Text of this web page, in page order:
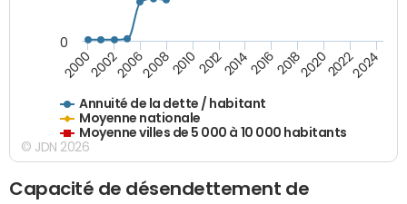
Annuité de la dette / habitant
Moyenne nationale
Moyenne villes de 5 000 à 10 000 habitants
200020022006200820102012201420162018202020222024
0
© JDN 2026
Capacité de désendettement de